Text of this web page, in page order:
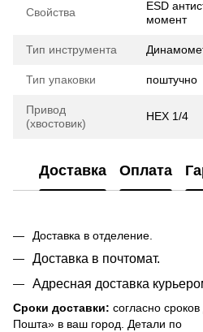
Свойства
ESD
момент
Тип инструмента
Тип упаковки поштучно
Привод
(хвостовик)
HEX 1/4
Доставка Оплата
Доставка в отделение.
Доставка в почтомат.
Адресная доставка
Сроки доставки: согласно
Пошта» в ваш город. Детали по